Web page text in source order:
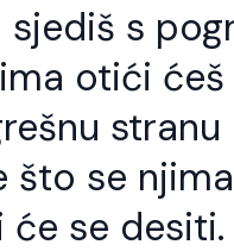
sjediš s
otići ćeš
stranu
što se
će se desiti.